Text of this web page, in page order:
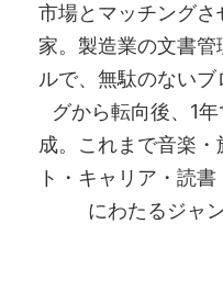
市場とマッチングさ
家。製造業の文書
ルで、無駄のない
グから転向後、1
成。これまで音楽
ト・キャリア・読
にわたるジャ